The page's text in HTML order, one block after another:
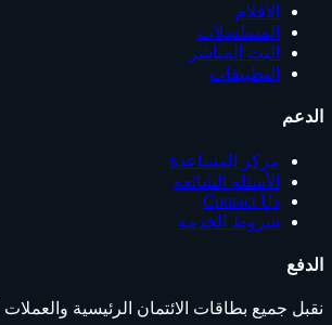
الأفلام
المسلسلات
البث المباشر
التطبيقات
الدعم
مركز المساعدة
الأسئلة الشائعة
Contact Us
شروط الخدمة
الدفع
نقبل جميع بطاقات الائتمان الرئيسية والعملات